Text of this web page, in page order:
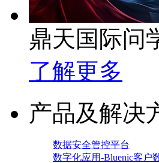
鼎天国际问
了解更多
产品及解决
数据安全管控平台
数字化应用-Bluenic客户